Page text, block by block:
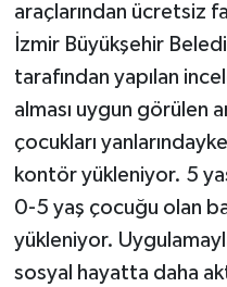
araçlarından ücretsiz
İzmir Büyükşehir
tarafından yapılan
alması uygun görülen
çocukları
kontör yükleniyor. 5
0-5 yaş çocuğu olan
yükleniyor.
sosyal hayatta daha